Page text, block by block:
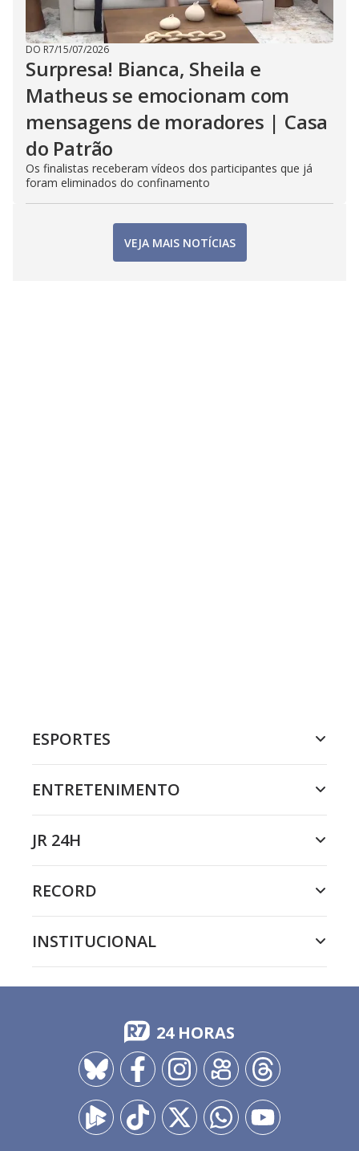
DO R7/15/07/2026
Surpresa! Bianca, Sheila e
Matheus se emocionam com
mensagens de moradores | Casa
do Patrão
Os finalistas receberam vídeos dos participantes que já
foram eliminados do confinamento
VEJA MAIS NOTÍCIAS
ESPORTES
ENTRETENIMENTO
JR 24H
RECORD
INSTITUCIONAL
24 HORAS